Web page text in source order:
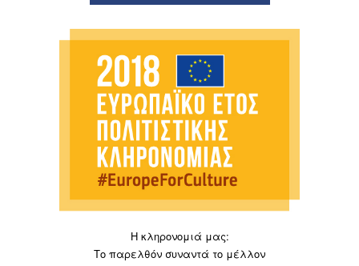
Η κληρονομιά μας:
Το παρελθόν συναντά το μέλλον